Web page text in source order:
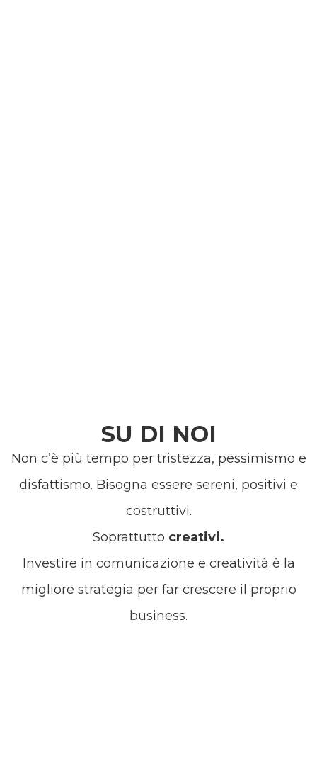
SU DI NOI
Non c’è più tempo per tristezza, pessimismo e
disfattismo. Bisogna essere sereni, positivi e
costruttivi.
Soprattutto creativi.
Investire in comunicazione e creatività è la
migliore strategia per far crescere il proprio
business.